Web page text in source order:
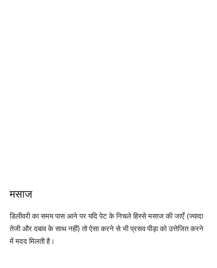
मसाज
डिलीवरी का समय पास आने पर यदि पेट के निचले हिस्से मसाज की जाएँ (ज्यादा
तेजी और दबाव के साथ नहीं) तो ऐसा करने से भी प्रसव पीड़ा को उत्तेजित करने
में मदद मिलती है।